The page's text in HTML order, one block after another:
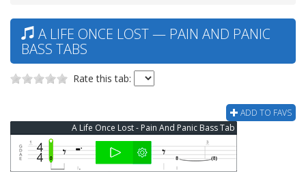
A LIFE ONCE LOST — PAIN AND PANIC
BASS TABS
Rate this tab:
ADD TO FAVS
A Life Once Lost - Pain And Panic Bass Tab